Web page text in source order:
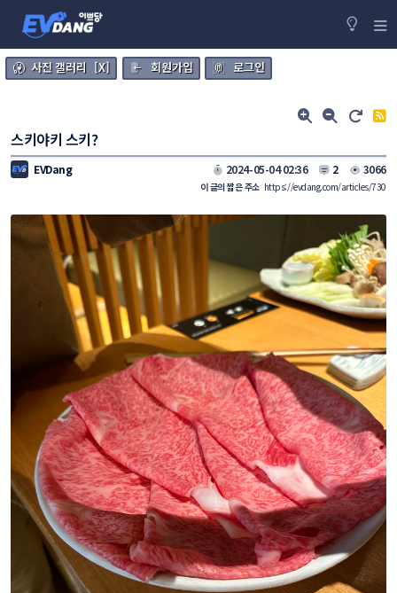
사진 갤러리 [X] 회원가입 로그인
스키야키 스키?
EVDang 2024-05-04 02:36 2 3066
이 글의 짧은 주소 https://evdang.com/articles/730